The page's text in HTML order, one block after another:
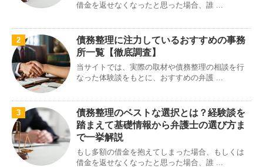
借金を返せなくなったと思った場合、誰 ...
2
債務整理に注力しているおすすめの事務
所一覧【徹底調査】
当サイトでは、実際の取材や債務整理の相談を行
なった体験談をもとに、おすすめの弁護 ...
3
債務整理のベストな選択とは？経験談を
踏まえて基礎情報から弁護士の選び方ま
で一挙解説
もし多額の借金を抱えてしまった場合、もしくは
借金を返せなくなったと思った場合、誰 ...